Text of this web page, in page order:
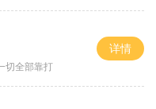
切全部靠打
详情